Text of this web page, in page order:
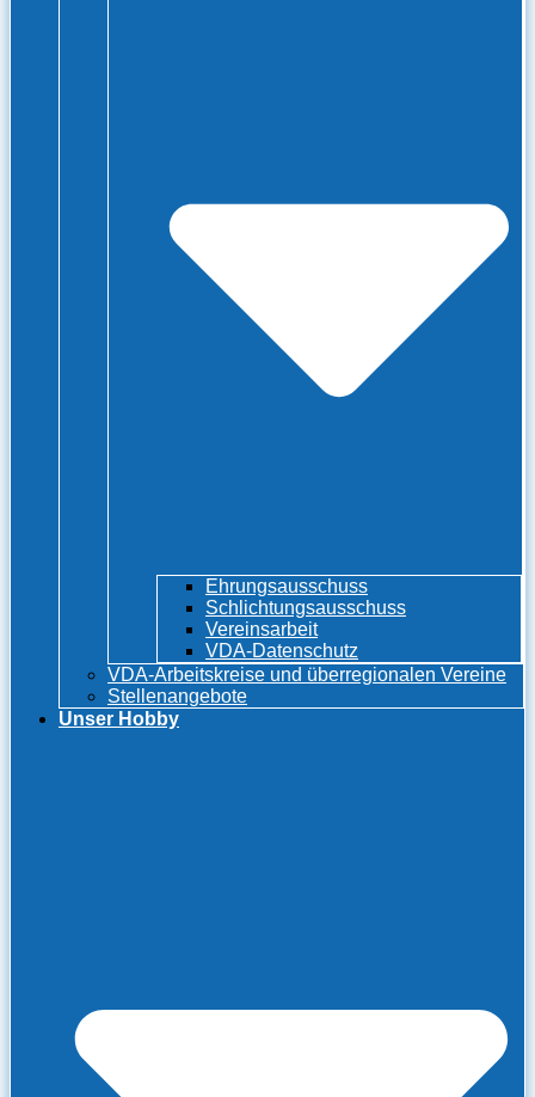
Ehrungsausschuss
Schlichtungsausschuss
Vereinsarbeit
VDA-Datenschutz
VDA-Arbeitskreise und überregionalen Vereine
Stellenangebote
Unser Hobby